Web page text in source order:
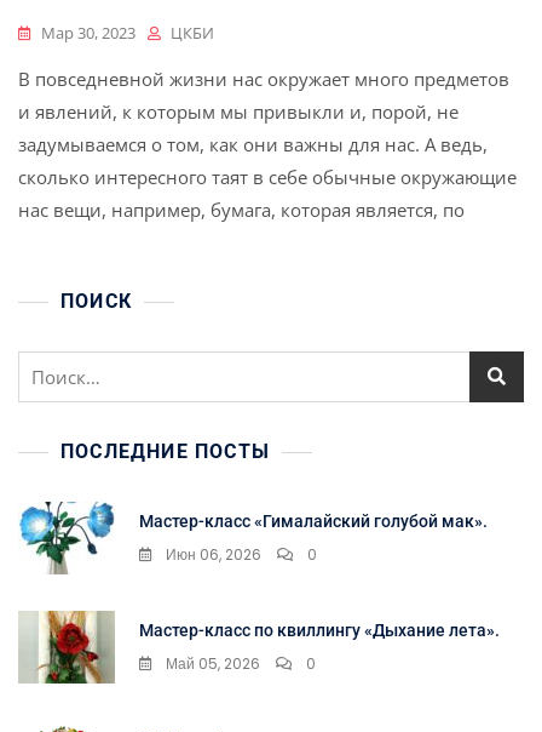
Мар 30, 2023 ЦКБИ
В повседневной жизни нас окружает много предметов
и явлений, к которым мы привыкли и, порой, не
задумываемся о том, как они важны для нас. А ведь,
сколько интересного таят в себе обычные окружающие
нас вещи, например, бумага, которая является, по
ПОИСК
Найти:
ПОСЛЕДНИЕ ПОСТЫ
Мастер-класс «Гималайский голубой мак».
Июн 06, 2026 0
Мастер-класс по квиллингу «Дыхание лета».
Май 05, 2026 0